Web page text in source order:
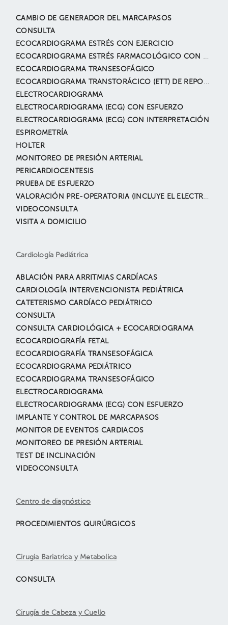
CAMBIO DE GENERADOR DEL MARCAPASOS
CONSULTA
ECOCARDIOGRAMA ESTRÉS CON EJERCICIO
ECOCARDIOGRAMA ESTRÉS FARMACOLÓGICO CON DOBUTAMINA
ECOCARDIOGRAMA TRANSESOFÁGICO
ECOCARDIOGRAMA TRANSTORÁCICO (ETT) DE REPOSO
ELECTROCARDIOGRAMA
ELECTROCARDIOGRAMA (ECG) CON ESFUERZO
ELECTROCARDIOGRAMA (ECG) CON INTERPRETACIÓN
ESPIROMETRÍA
HOLTER
MONITOREO DE PRESIÓN ARTERIAL
PERICARDIOCENTESIS
PRUEBA DE ESFUERZO
VALORACIÓN PRE-OPERATORIA (INCLUYE EL ELECTROCARDIOGRAMA)
VIDEOCONSULTA
VISITA A DOMICILIO
Cardiología Pediátrica
ABLACIÓN PARA ARRITMIAS CARDÍACAS
CARDIOLOGÍA INTERVENCIONISTA PEDIÁTRICA
CATETERISMO CARDÍACO PEDIÁTRICO
CONSULTA
CONSULTA CARDIOLÓGICA + ECOCARDIOGRAMA
ECOCARDIOGRAFÍA FETAL
ECOCARDIOGRAFÍA TRANSESOFÁGICA
ECOCARDIOGRAMA PEDIÁTRICO
ECOCARDIOGRAMA TRANSESOFÁGICO
ELECTROCARDIOGRAMA
ELECTROCARDIOGRAMA (ECG) CON ESFUERZO
IMPLANTE Y CONTROL DE MARCAPASOS
MONITOR DE EVENTOS CARDIACOS
MONITOREO DE PRESIÓN ARTERIAL
TEST DE INCLINACIÓN
VIDEOCONSULTA
Centro de diagnóstico
PROCEDIMIENTOS QUIRÚRGICOS
Cirugia Bariatrica y Metabolica
CONSULTA
Cirugía de Cabeza y Cuello